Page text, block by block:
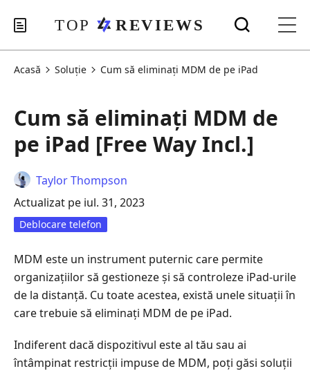
Acasă Soluţie Cum să eliminați MDM de pe iPad
Cum să eliminați MDM de
pe iPad [Free Way Incl.]
Taylor Thompson
Actualizat pe iul. 31, 2023
Deblocare telefon
MDM este un instrument puternic care permite
organizațiilor să gestioneze și să controleze iPad-urile
de la distanță. Cu toate acestea, există unele situații în
care trebuie să eliminați MDM de pe iPad.
Indiferent dacă dispozitivul este al tău sau ai
întâmpinat restricții impuse de MDM, poți găsi soluții